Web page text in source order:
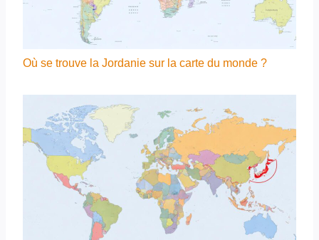
Où se trouve la Jordanie sur la carte du monde ?